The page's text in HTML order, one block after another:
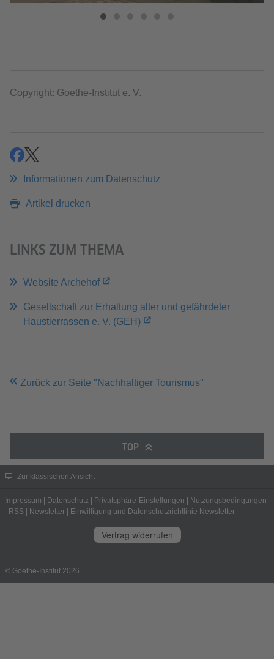
Copyright: Goethe-Institut e. V.
teilenteilen
Informationen zum Datenschutz
Artikel drucken
LINKS ZUM THEMA
Website Archehof
Gesellschaft zur Erhaltung alter und gefährdeter
Haustierrassen e. V. (GEH)
Zurück zur Seite "Nachhaltiger Tourismus"
TOP
Zur klassischen Ansicht
Impressum Datenschutz Privatsphäre-Einstellungen
Nutzungsbedingungen
RSS Newsletter Einwilligung und Datenschutzrichtlinie Newsletter
Vertrag widerrufen
© Goethe-Institut 2026